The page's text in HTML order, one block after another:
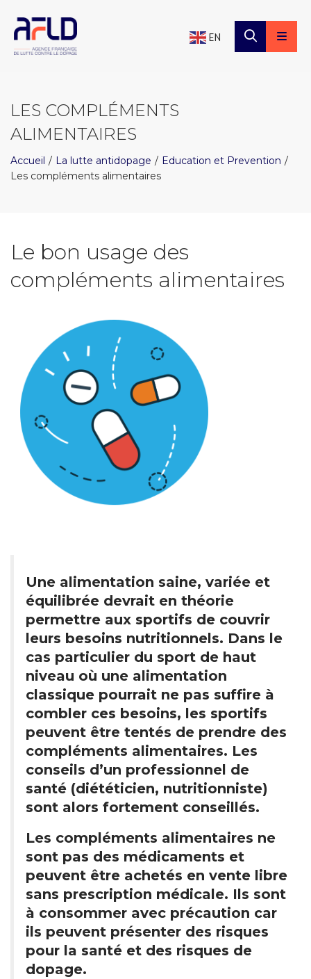
EN
LES COMPLÉMENTS
ALIMENTAIRES
Accueil La lutte antidopage
Education et Prevention
Les compléments alimentaires
Le bon usage des
compléments alimentaires
Une alimentation saine, variée et
équilibrée devrait en théorie
permettre aux sportifs de couvrir
leurs besoins nutritionnels. Dans le
cas particulier du sport de haut
niveau où une alimentation
classique pourrait ne pas suffire à
combler ces besoins, les sportifs
peuvent être tentés de prendre des
compléments alimentaires. Les
conseils d’un professionnel de
santé (diététicien, nutritionniste)
sont alors fortement conseillés.
Les compléments alimentaires ne
sont pas des médicaments et
peuvent être achetés en vente libre
sans prescription médicale. Ils sont
à consommer avec précaution car
ils peuvent présenter des risques
pour la santé et des risques de
dopage.